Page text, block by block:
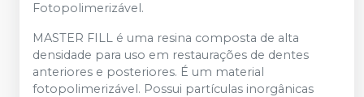
Fotopolimerizável.
MASTER FILL é uma resina composta de alta
densidade para uso em restaurações de dentes
anteriores e posteriores. É um material
fotopolimerizável. Possui partículas inorgânicas